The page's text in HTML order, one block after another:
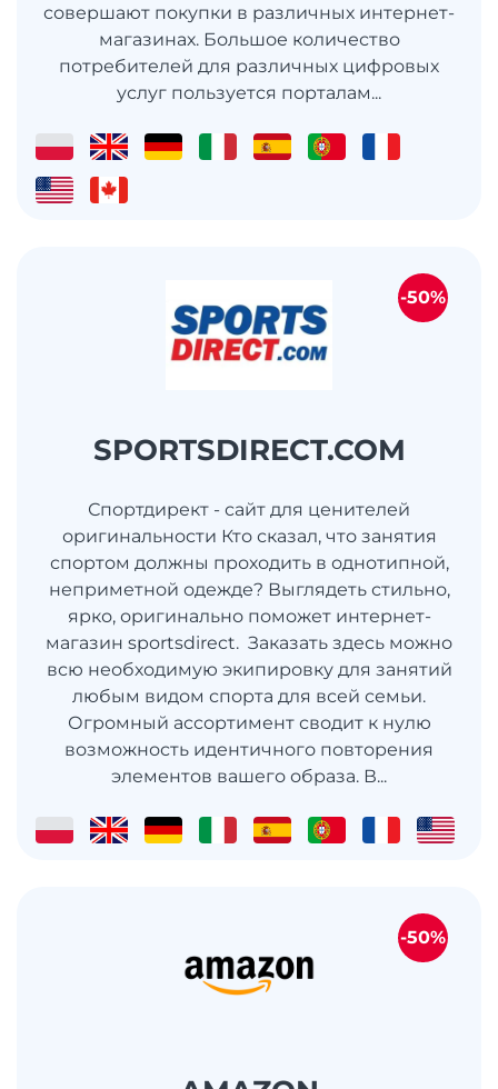
совершают покупки в различных интернет-
магазинах. Большое количество
потребителей для различных цифровых
услуг пользуется порталам...
SPORTSDIRECT.COM
Спортдирект - сайт для ценителей
оригинальности Кто сказал, что занятия
спортом должны проходить в однотипной,
неприметной одежде? Выглядеть стильно,
ярко, оригинально поможет интернет-
магазин sportsdirect. Заказать здесь можно
всю необходимую экипировку для занятий
любым видом спорта для всей семьи.
Огромный ассортимент сводит к нулю
возможность идентичного повторения
элементов вашего образа. В...
-50%
-50%